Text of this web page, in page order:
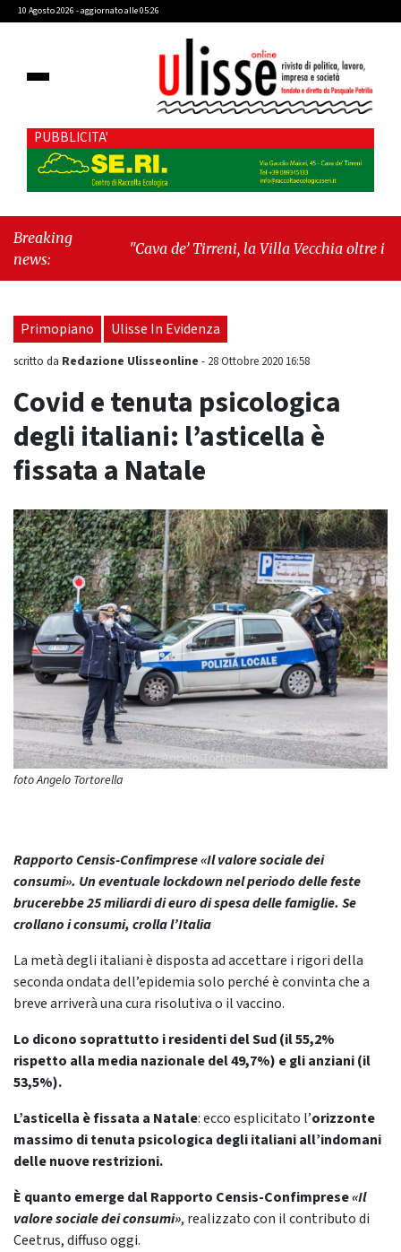
10 Agosto 2026 - aggiornato alle 05:26
PUBBLICITA'
Breaking
news:
"Cava de’ Tirreni, la Villa Vecchia oltre i vandali:
consiliare: “Serve chiarezza!”"
Primopiano Ulisse In Evidenza
scritto da Redazione Ulisseonline - 28 Ottobre 2020 16:58
Covid e tenuta psicologica
degli italiani: l’asticella è
fissata a Natale
foto Angelo Tortorella
Rapporto Censis-Confimprese «Il valore sociale dei
consumi». Un eventuale lockdown nel periodo delle feste
brucerebbe 25 miliardi di euro di spesa delle famiglie. Se
crollano i consumi, crolla l’Italia
La metà degli italiani è disposta ad accettare i rigori della
seconda ondata dell’epidemia solo perché è convinta che a
breve arriverà una cura risolutiva o il vaccino.
Lo dicono soprattutto i residenti del Sud (il 55,2%
rispetto alla media nazionale del 49,7%) e gli anziani (il
53,5%).
L’asticella è fissata a Natale: ecco esplicitato l’orizzonte
massimo di tenuta psicologica degli italiani all’indomani
delle nuove restrizioni.
È quanto emerge dal Rapporto Censis-Confimprese«Il
valore sociale dei consumi», realizzato con il contributo di
Ceetrus, diffuso oggi.